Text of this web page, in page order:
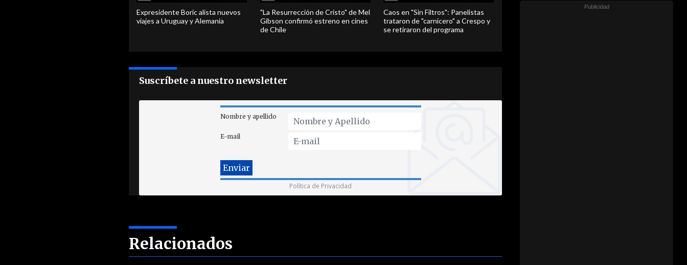
Expresidente Boric alista nuevos
viajes a Uruguay y Alemania
"La Resurrección de Cristo" de Mel
Gibson confirmó estreno en cines
de Chile
Caos en "Sin Filtros": Panelistas
trataron de "carnicero" a Crespo y
se retiraron del programa
Suscríbete a nuestro newsletter
Nombre y apellido
E-mail
Política de Privacidad
Relacionados